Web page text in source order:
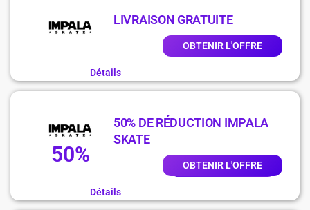
LIVRAISON GRATUITE
OBTENIR L'OFFRE
Détails
50%
50% DE RÉDUCTION IMPALA
SKATE
OBTENIR L'OFFRE
Détails